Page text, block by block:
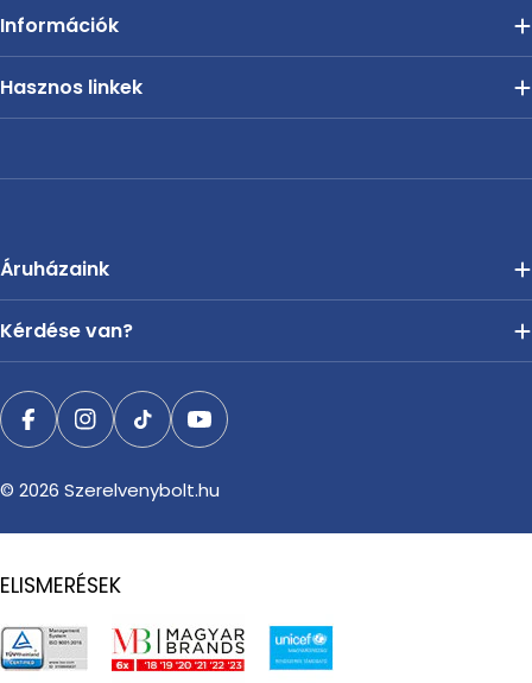
Információk
Hasznos linkek
Áruházaink
Kérdése van?
FacebookInstagram
TikTokYouTube
© 2026 Szerelvenybolt.hu
ELISMERÉSEK